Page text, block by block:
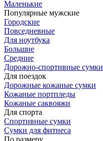
Маленькие
Популярные мужские
Городские
Повседневные
Для ноутбука
Большие
Средние
Дорожно-спортивные сумки
Для поездок
Дорожные кожаные сумки
Кожаные портпледы
Кожаные саквояжи
Для спорта
Спортивные сумки
Сумки для фитнеса
По размеру